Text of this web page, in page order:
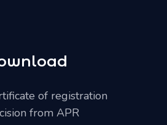
of registration
from APR